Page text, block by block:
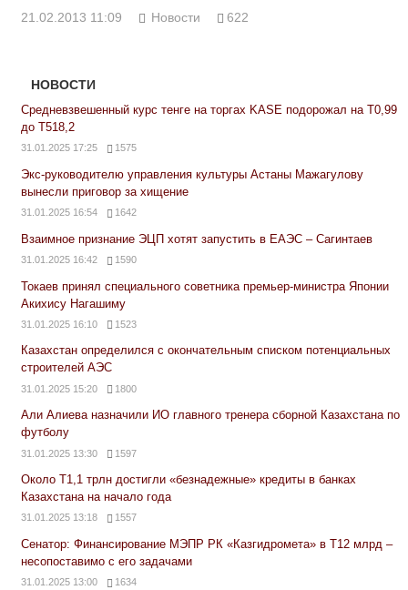
21.02.2013 11:09 Новости 622
НОВОСТИ
Средневзвешенный курс тенге на торгах KASE подорожал на Т0,99
до Т518,2
31.01.2025 17:25 1575
Экс-руководителю управления культуры Астаны Мажагулову
вынесли приговор за хищение
31.01.2025 16:54 1642
Взаимное признание ЭЦП хотят запустить в ЕАЭС – Сагинтаев
31.01.2025 16:42 1590
Токаев принял специального советника премьер-министра Японии
Акихису Нагашиму
31.01.2025 16:10 1523
Казахстан определился с окончательным списком потенциальных
строителей АЭС
31.01.2025 15:20 1800
Али Алиева назначили ИО главного тренера сборной Казахстана по
футболу
31.01.2025 13:30 1597
Около Т1,1 трлн достигли «безнадежные» кредиты в банках
Казахстана на начало года
31.01.2025 13:18 1557
Сенатор: Финансирование МЭПР РК «Казгидромета» в Т12 млрд –
несопоставимо с его задачами
31.01.2025 13:00 1634